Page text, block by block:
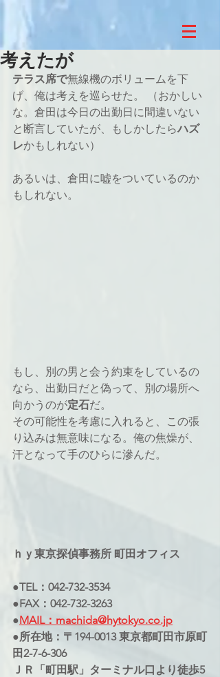
考えたが
テラス席で無線機のボリュームを下
げ、俺は考えを巡らせた。 （おかしい
な。倉田は今日の出勤日に間違いない
と断言していたが、もしかしたらハズ
レかもしれない）
あるいは、倉田に嘘をついているのか
もしれない。
もし、別の男と会う約束をしているの
なら、出勤日だと偽って、別の場所へ
向かうのが定石だ。
その可能性を考慮に入れると、この張
り込みは無意味になる。俺の焦燥が、
汗となって手のひらに滲んだ。
ｈｙ東京探偵事務所 町田オフィス
●TEL：042-732-3534
●FAX：042-732-3263
●MAIL：machida@hytokyo.co.jp
●所在地：〒194-0013 東京都町田市原町
田2-7-6-306
ＪＲ「町田駅」ターミナル口より徒歩5